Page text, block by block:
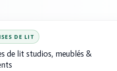
DE LIT
de lit studios, meublés &